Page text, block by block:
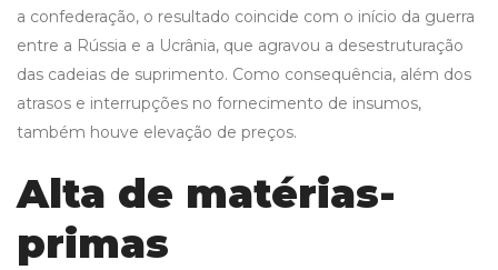
a confederação, o resultado coincide com o início da guerra
entre a Rússia e a Ucrânia, que agravou a desestruturação
das cadeias de suprimento. Como consequência, além dos
atrasos e interrupções no fornecimento de insumos,
também houve elevação de preços.
Alta de matérias-
primas